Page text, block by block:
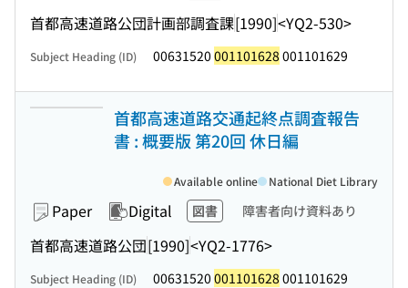
首都高速道路公団計画部調査課[1990]<YQ2-530>
Subject Heading (ID) 00631520 001101628 001101629
首都高速道路交通起終点調査報告
書 : 概要版 第20回 休日編
Paper Digital 図書 障害者向け資料あり
首都高速道路公団[1990]<YQ2-1776>
Available online National Diet Library
Subject Heading (ID) 00631520 001101628 001101629